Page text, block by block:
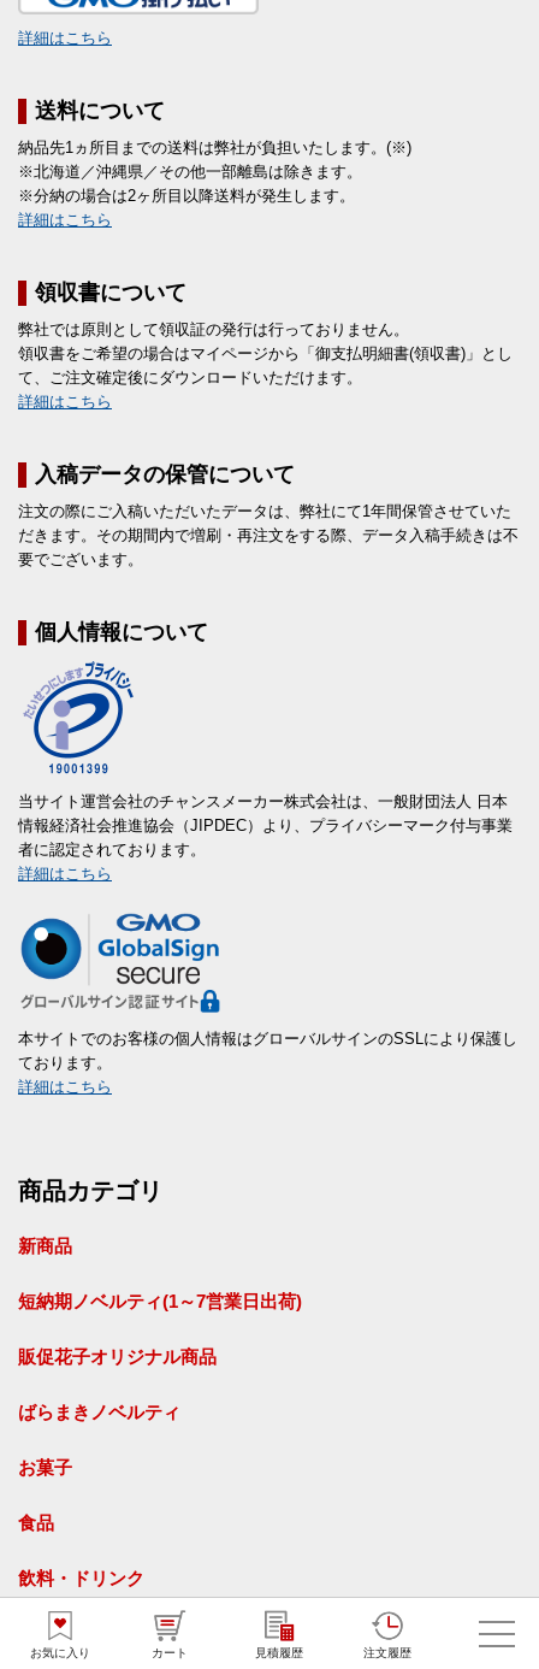
お気に入り カート 見積履歴 注文履歴
詳細はこちら
送料について
納品先1ヵ所目までの送料は弊社が負担いたします。(※)
※北海道／沖縄県／その他一部離島は除きます。
※分納の場合は2ヶ所目以降送料が発生します。
詳細はこちら
領収書について
弊社では原則として領収証の発行は行っておりません。
領収書をご希望の場合はマイページから「御支払明細書(領収書)」とし
て、ご注文確定後にダウンロードいただけます。
詳細はこちら
入稿データの保管について
注文の際にご入稿いただいたデータは、弊社にて1年間保管させていた
だきます。その期間内で増刷・再注文をする際、データ入稿手続きは不
要でございます。
個人情報について
当サイト運営会社のチャンスメーカー株式会社は、一般財団法人 日本
情報経済社会推進協会（JIPDEC）より、プライバシーマーク付与事業
者に認定されております。
詳細はこちら
本サイトでのお客様の個人情報はグローバルサインのSSLにより保護し
ております。
詳細はこちら
商品カテゴリ
新商品
短納期ノベルティ(1～7営業日出荷)
販促花子オリジナル商品
ばらまきノベルティ
お菓子
食品
飲料・ドリンク
タオル